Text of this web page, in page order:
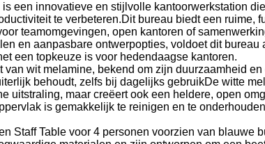
een innovatieve en stijlvolle kantoorwerkstation
te verbeteren.Dit bureau biedt een ruime,
teamomgevingen, open kantoren of
en aanpasbare ontwerpopties, voldoet dit bureau
een topkeuze is voor hedendaagse kantoren.
van wit melamine, bekend om zijn duurzaamheid
behoudt, zelfs bij dagelijks gebruikDe witte
uitstraling, maar creëert ook een heldere, open
is gemakkelijk te reinigen en te
Staff Table voor 4 personen voorzien van blauwe